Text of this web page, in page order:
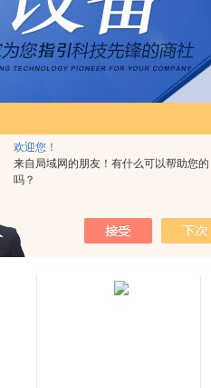
欢迎您！
来自局域网的朋友！有什么可以帮助您的
吗？
光源设备 反射率计